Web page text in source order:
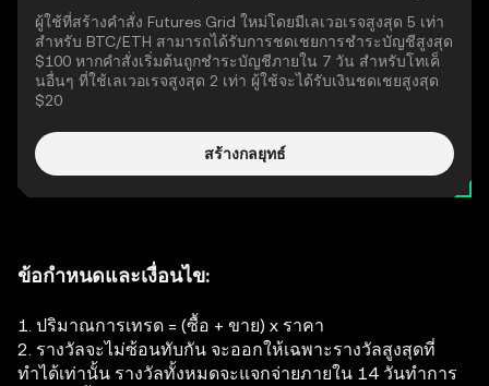
ผู้ใช้ที่สร้างคำสั่ง Futures Grid ใหม่โดยมีเลเวอเรจสูงสุด 5 เท่า
สำหรับ BTC/ETH สามารถได้รับการชดเชยการชำระบัญชีสูงสุด
$100 หากคำสั่งเริ่มต้นถูกชำระบัญชีภายใน 7 วัน สำหรับโทเค็
นอื่นๆ ที่ใช้เลเวอเรจสูงสุด 2 เท่า ผู้ใช้จะได้รับเงินชดเชยสูงสุด
$20
สร้างกลยุทธ์
ข้อกำหนดและเงื่อนไข:
1. ปริมาณการเทรด = (ซื้อ + ขาย) x ราคา
2. รางวัลจะไม่ซ้อนทับกัน จะออกให้เฉพาะรางวัลสูงสุดที่
ทำได้เท่านั้น รางวัลทั้งหมดจะแจกจ่ายภายใน 14 วันทำการ